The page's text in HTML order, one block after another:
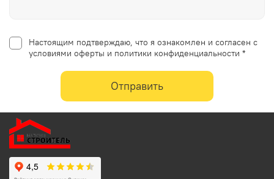
Настоящим подтверждаю, что я ознакомлен и согласен с
условиями оферты и политики конфиденциальности *
Отправить